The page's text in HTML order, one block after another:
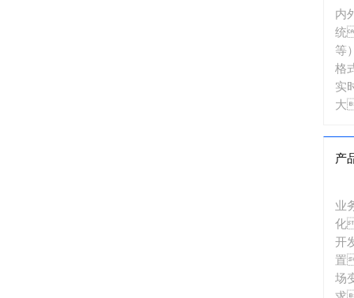
内
统
等
格
实
产
业
化
开
置
场